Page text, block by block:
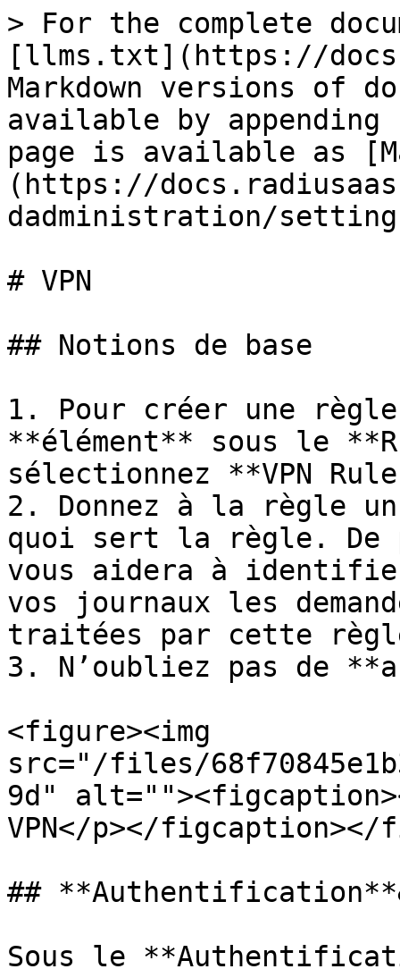
> For the complete
[llms.txt](https://
Markdown versions of
available by
page is available as
(https://
dadministration/
# VPN
## Notions de base
1. Pour créer une
**élément** sous le
sélectionnez **VPN
2. Donnez à la règle
quoi sert la règle. De
vous aidera à
vos journaux les
traitées par cette
3. N’oubliez pas de
<figure><img
src="/files/
9d"
VPN</p></figcaption></
##
Sous le